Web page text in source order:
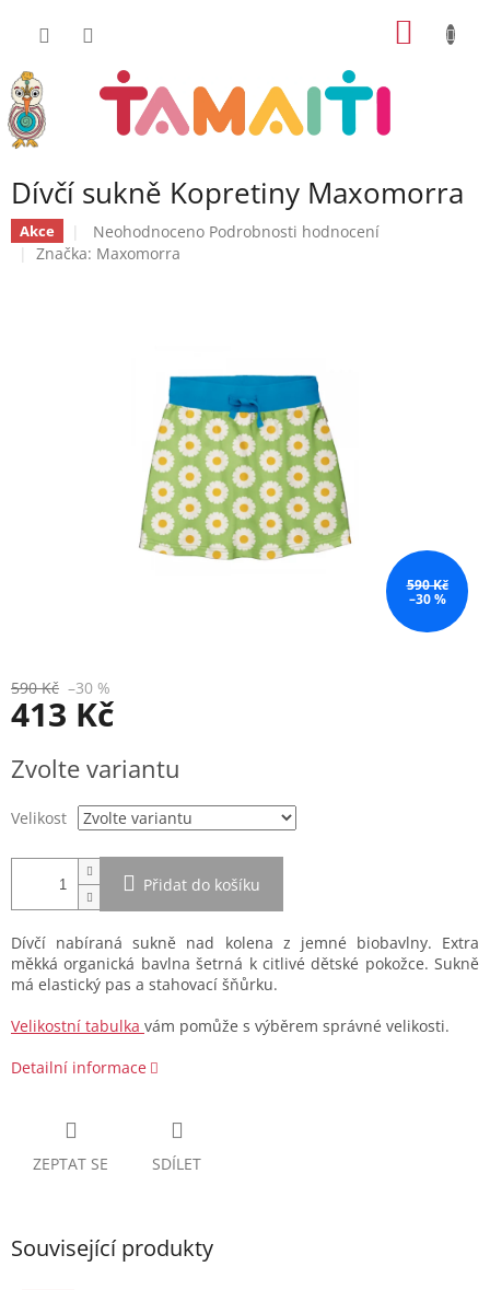
Dívčí sukně Kopretiny Maxomorra
Akce
Průměrné
hodnocení
Neohodnoceno Podrobnosti hodnocení
Značka: Maxomorra
590 Kč
–30 %
590 Kč –30 %
413 Kč
cena:
Zvolte variantu
Velikost
Přidat do košíku
Dívčí nabíraná sukně nad kolena z jemné biobavlny. Extra
měkká organická bavlna šetrná k citlivé dětské pokožce. Sukně
má elastický pas a stahovací šňůrku.
Velikostní tabulka vám pomůže s výběrem správné velikosti.
Detailní informace
ZEPTAT SE SDÍLET
Související produkty